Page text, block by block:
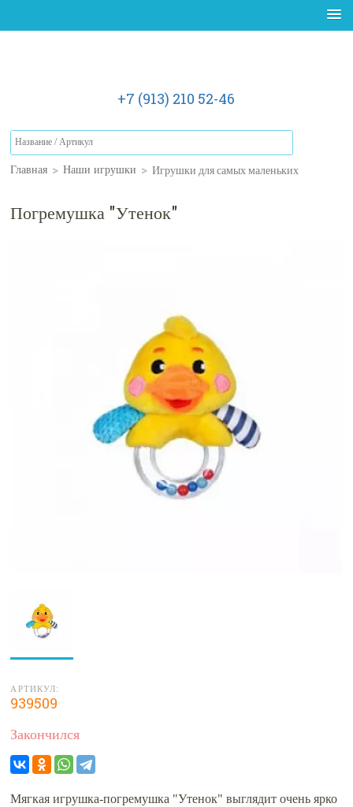
+7 (913) 210 52-46
Главная > Наши игрушки > Игрушки для самых маленьких
Погремушка "Утенок"
АРТИКУЛ:
939509
Закончился
Мягкая игрушка-погремушка "Утенок" выглядит очень ярко